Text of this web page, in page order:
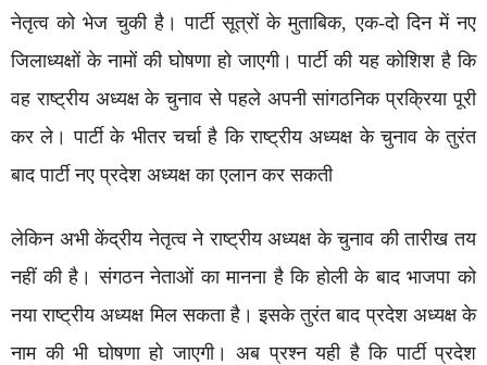
नेतृत्व को भेज चुकी है। पार्टी सूत्रों के मुताबिक, एक-दो दिन में नए
जिलाध्यक्षों के नामों की घोषणा हो जाएगी। पार्टी की यह कोशिश है कि
वह राष्ट्रीय अध्यक्ष के चुनाव से पहले अपनी सांगठनिक प्रक्रिया पूरी
कर ले। पार्टी के भीतर चर्चा है कि राष्ट्रीय अध्यक्ष के चुनाव के तुरंत
बाद पार्टी नए प्रदेश अध्यक्ष का एलान कर सकती
लेकिन अभी केंद्रीय नेतृत्व ने राष्ट्रीय अध्यक्ष के चुनाव की तारीख तय
नहीं की है। संगठन नेताओं का मानना है कि होली के बाद भाजपा को
नया राष्ट्रीय अध्यक्ष मिल सकता है। इसके तुरंत बाद प्रदेश अध्यक्ष के
नाम की भी घोषणा हो जाएगी। अब प्रश्न यही है कि पार्टी प्रदेश